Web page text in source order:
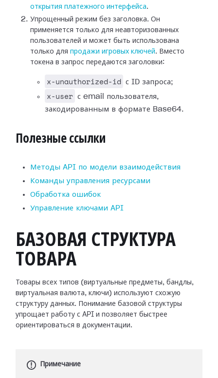
открытия платежного интерфейса.
Упрощенный режим без заголовка. Он
применяется только для неавторизованных
пользователей и может быть использована
только для продажи игровых ключей. Вместо
токена в запрос передаются заголовки:
x-unauthorized-id с ID запроса;
x-user с email пользователя,
закодированным в формате Base64.
Полезные ссылки
Методы API по модели взаимодействия
Команды управления ресурсами
Обработка ошибок
Управление ключами API
БАЗОВАЯ СТРУКТУРА
ТОВАРА
Товары всех типов (виртуальные предметы, бандлы,
виртуальная валюта, ключи) используют схожую
структуру данных. Понимание базовой структуры
упрощает работу с API и позволяет быстрее
ориентироваться в документации.
Примечание